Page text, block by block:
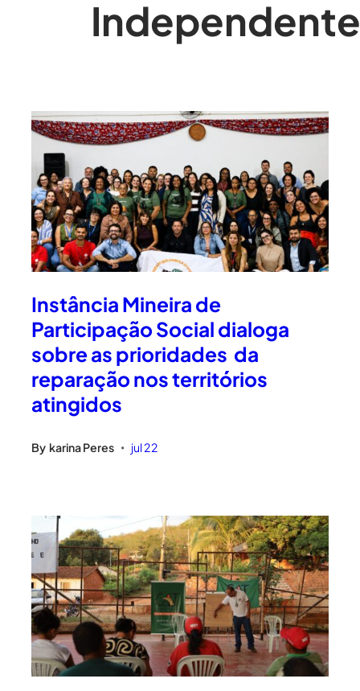
Instância Mineira de
Participação Social dialoga
sobre as prioridades da
reparação nos territórios
atingidos
By karina Peres • jul 22